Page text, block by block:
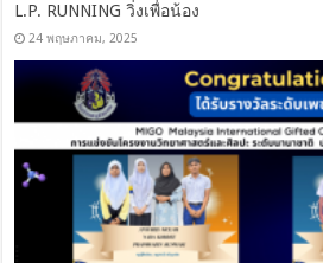
L.P. RUNNING วิ่งเพื่อน้อง
24 พฤษภาคม, 2025